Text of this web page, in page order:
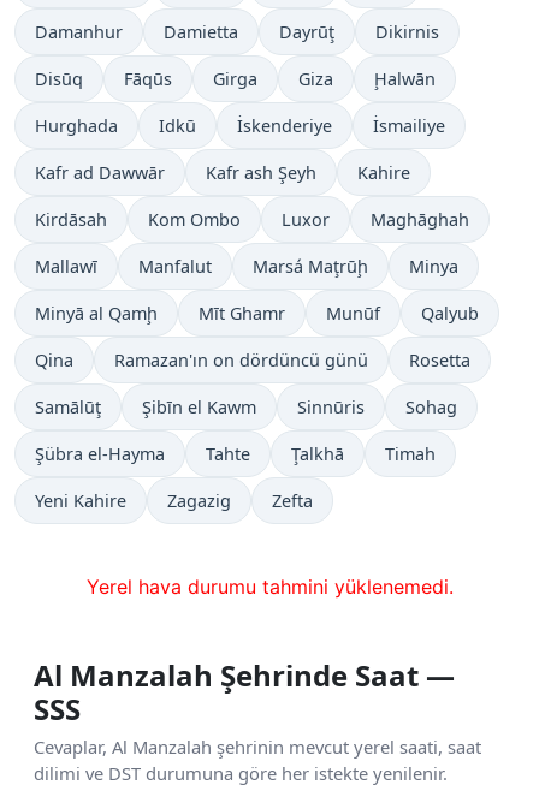
Damanhur Damietta Dayrūţ Dikirnis
Disūq Fāqūs Girga Giza Ḩalwān
Hurghada Idkū İskenderiye İsmailiye
Kafr ad Dawwār Kafr ash Şeyh Kahire
Kirdāsah Kom Ombo Luxor Maghāghah
Mallawī Manfalut Marsá Maţrūḩ Minya
Minyā al Qamḩ Mīt Ghamr Munūf Qalyub
Qina Ramazan'ın on dördüncü günü Rosetta
Samālūţ Şibīn el Kawm Sinnūris Sohag
Şübra el-Hayma Tahte Ţalkhā Timah
Yeni Kahire Zagazig Zefta
Yerel hava durumu tahmini yüklenemedi.
Al Manzalah Şehrinde Saat —
SSS
Cevaplar, Al Manzalah şehrinin mevcut yerel saati, saat
dilimi ve DST durumuna göre her istekte yenilenir.